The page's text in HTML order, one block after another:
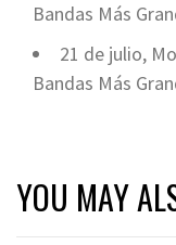
Bandas Más
21 de julio,
Bandas Más
YOU MAY